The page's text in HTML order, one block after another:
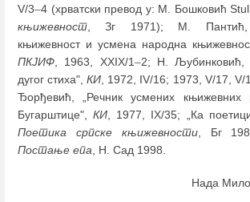
V/3–4 (хрватски превод у: М. Бошковић
књижевност , Зг 1971); М. Пантић,
књижевност и усмена народна
ПКЈИФ , 1963, XXIX/1–2; Н. Љубинковић,
дугог стиха",КИ , 1972, IV/16; 1973, V/17,
Ђорђевић, „Речник усмених књижевних
Бугарштице",КИ , 1977, IX/35; „Ка
Поетика српске књижевности, Бг
Постање епа , Н. Сад 1998.
Нада